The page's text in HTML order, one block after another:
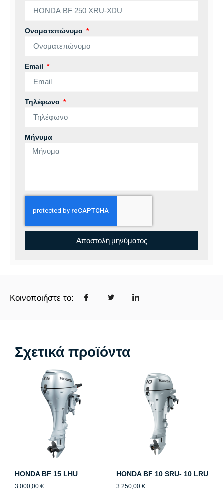
Ονοματεπώνυμο
Email
Τηλέφωνο
Μήνυμα
Αποστολή μηνύματος
Κοινοποιήστε το:
Σχετικά προϊόντα
HONDA BF 15 LHU
3.000,00 €
HONDA BF 10 SRU- 10 LRU
3.250,00 €